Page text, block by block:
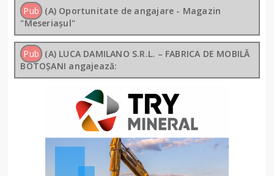
Pub (A) Oportunitate de angajare - Magazin
"Meseriașul"
Pub (A) LUCA DAMILANO S.R.L. – FABRICA DE MOBILĂ
BOTOȘANI angajează: